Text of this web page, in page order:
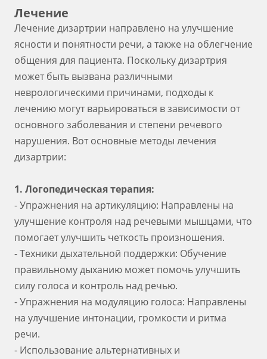
Лечение
Лечение дизартрии направлено на улучшение
ясности и понятности речи, а также на облегчение
общения для пациента. Поскольку дизартрия
может быть вызвана различными
неврологическими причинами, подходы к
лечению могут варьироваться в зависимости от
основного заболевания и степени речевого
нарушения. Вот основные методы лечения
дизартрии:
1. Логопедическая терапия:
- Упражнения на артикуляцию: Направлены на
улучшение контроля над речевыми мышцами, что
помогает улучшить четкость произношения.
- Техники дыхательной поддержки: Обучение
правильному дыханию может помочь улучшить
силу голоса и контроль над речью.
- Упражнения на модуляцию голоса: Направлены
на улучшение интонации, громкости и ритма
речи.
- Использование альтернативных и